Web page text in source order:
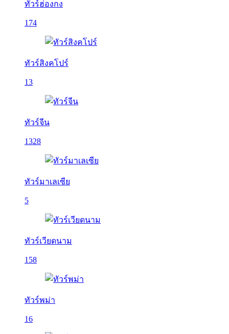
ทัวร์ฮ่องกง
174
ทัวร์สิงคโปร์
13
ทัวร์จีน
1328
ทัวร์มาเลเซีย
5
ทัวร์เวียดนาม
158
ทัวร์พม่า
16